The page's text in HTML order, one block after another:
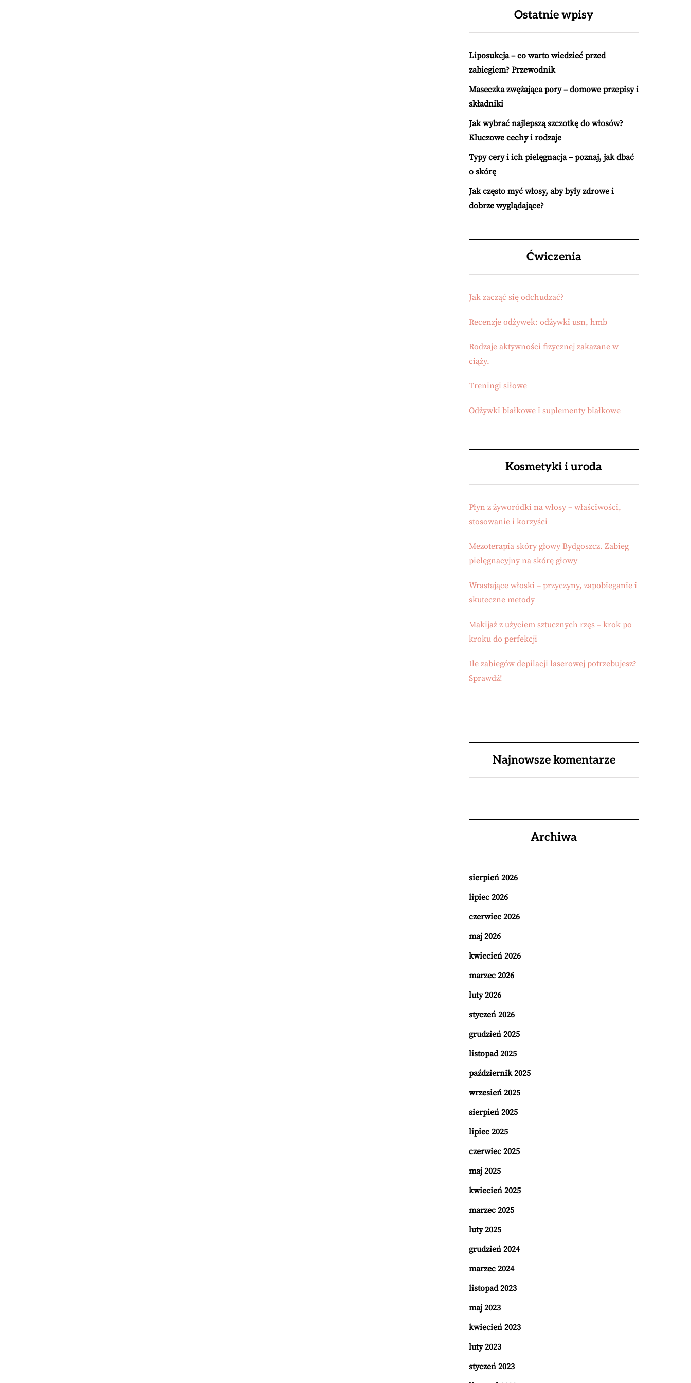
Ostatnie wpisy
Liposukcja – co warto wiedzieć przed
zabiegiem? Przewodnik
Maseczka zwężająca pory – domowe przepisy i
składniki
Jak wybrać najlepszą szczotkę do włosów?
Kluczowe cechy i rodzaje
Typy cery i ich pielęgnacja – poznaj, jak dbać
o skórę
Jak często myć włosy, aby były zdrowe i
dobrze wyglądające?
Ćwiczenia
Jak zacząć się odchudzać?
Recenzje odżywek: odżywki usn, hmb
Rodzaje aktywności fizycznej zakazane w
ciąży.
Treningi siłowe
Odżywki białkowe i suplementy białkowe
Kosmetyki i uroda
Płyn z żyworódki na włosy – właściwości,
stosowanie i korzyści
Mezoterapia skóry głowy Bydgoszcz. Zabieg
pielęgnacyjny na skórę głowy
Wrastające włoski – przyczyny, zapobieganie i
skuteczne metody
Makijaż z użyciem sztucznych rzęs – krok po
kroku do perfekcji
Ile zabiegów depilacji laserowej potrzebujesz?
Sprawdź!
Najnowsze komentarze
Archiwa
sierpień 2026
lipiec 2026
czerwiec 2026
maj 2026
kwiecień 2026
marzec 2026
luty 2026
styczeń 2026
grudzień 2025
listopad 2025
październik 2025
wrzesień 2025
sierpień 2025
lipiec 2025
czerwiec 2025
maj 2025
kwiecień 2025
marzec 2025
luty 2025
grudzień 2024
marzec 2024
listopad 2023
maj 2023
kwiecień 2023
luty 2023
styczeń 2023